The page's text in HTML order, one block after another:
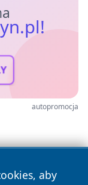
autopromocja
aby